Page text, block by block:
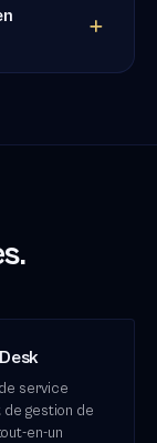
service
gestion de
en-un